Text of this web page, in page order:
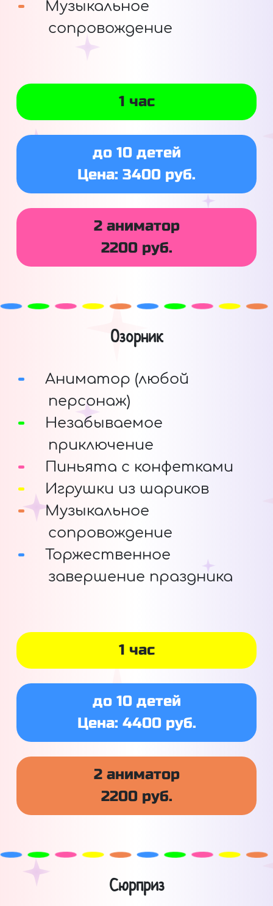
Музыкальное
сопровождение
1 час
до 10 детей
Цена: 3400 руб.
2 аниматор
2200 руб.
Озорник
Аниматор (любой
персонаж)
Незабываемое
приключение
Пиньята с конфетками
Игрушки из шариков
Музыкальное
сопровождение
Торжественное
завершение праздника
1 час
до 10 детей
Цена: 4400 руб.
2 аниматор
2200 руб.
Сюрприз